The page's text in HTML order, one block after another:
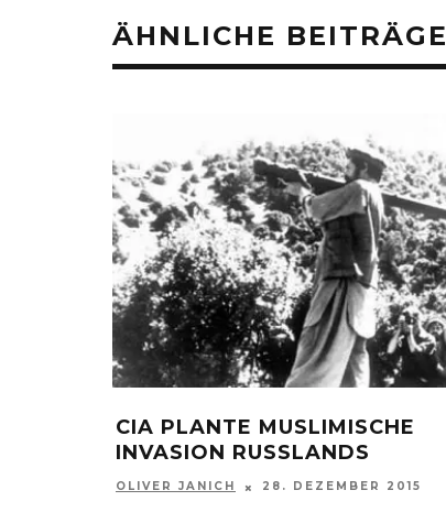
ÄHNLICHE BEITRÄGE
CIA PLANTE MUSLIMISCHE
INVASION RUSSLANDS
OLIVER JANICH 28. DEZEMBER 2015